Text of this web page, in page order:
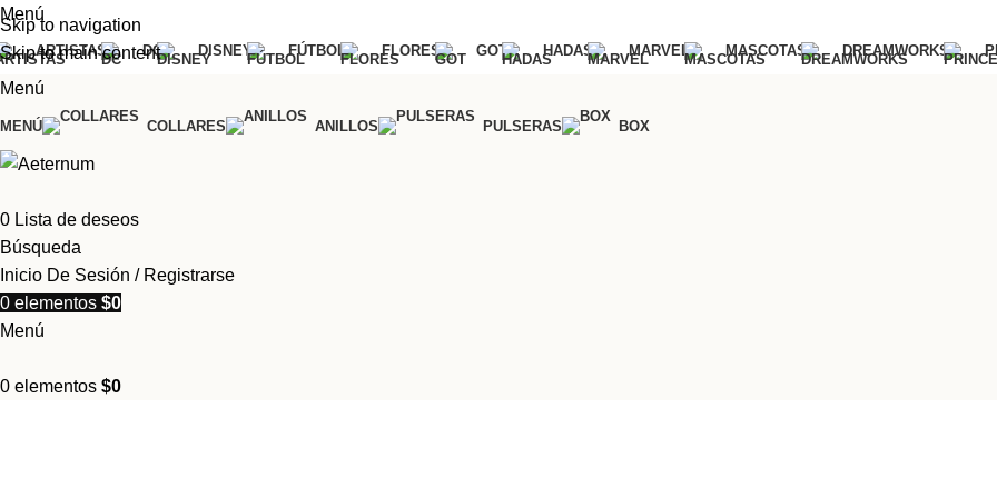
Skip to navigation
Skip to main content
Menú
ARTISTAS DC DISNEY FÚTBOL FLORES GOT HADAS MARVEL MASCOTAS DREAMWORKS
Menú
MENÚ COLLARES ANILLOS PULSERAS BOX
0 Lista de deseos
Búsqueda
Inicio De Sesión / Registrarse
0 elementos $0
Menú
0 elementos $0